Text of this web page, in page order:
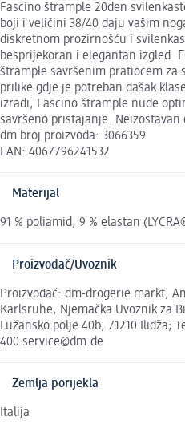
Fascino štrample 20den
boji i veličini 38/40 daju vašim
diskretnom prozirnošću i
besprijekoran i elegantan izgled.
štrample savršenim pratiocem za
prilike gdje je potreban dašak
izradi, Fascino štrample nude
savršeno pristajanje. Neizostavan
dm broj proizvoda: 3066359
EAN: 4067796241532
Materijal
91 % poliamid, 9 % elastan
Proizvođač/Uvoznik
Proizvođač: dm-drogerie markt,
Karlsruhe, Njemačka Uvoznik za
Lužansko polje 40b, 71210 Ilidža;
400 service@dm.de
Zemlja porijekla
Italija